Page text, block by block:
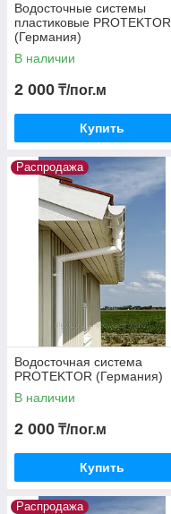
Водосточные системы
пластиковые PROTEKTOR
(Германия)
В наличии
2 000 ₸/пог.м
Купить
Распродажа
Водосточная система
PROTEKTOR (Германия)
В наличии
2 000 ₸/пог.м
Купить
Распродажа